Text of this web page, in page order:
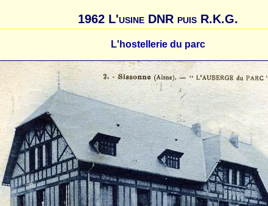
1962 L'usine DNR puis R.K.G.
L'hostellerie du parc